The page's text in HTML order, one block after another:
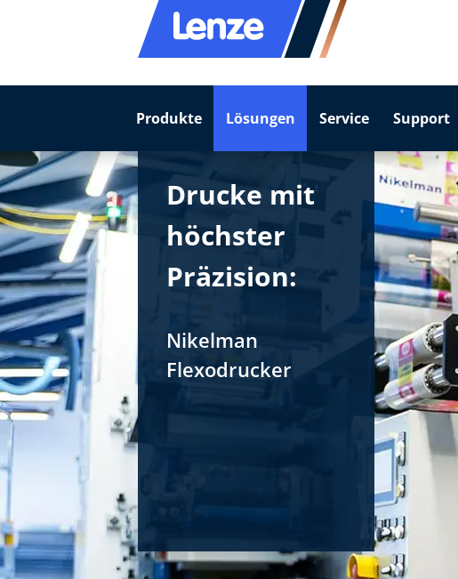
Produkte Lösungen Service Support
Drucke mit
höchster
Präzision:
Nikelman
Flexodrucker